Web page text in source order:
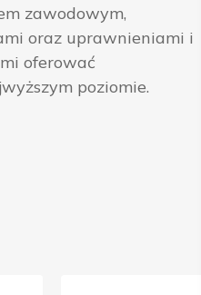
zawodowym,
oraz uprawnieniami i
oferować
poziomie.